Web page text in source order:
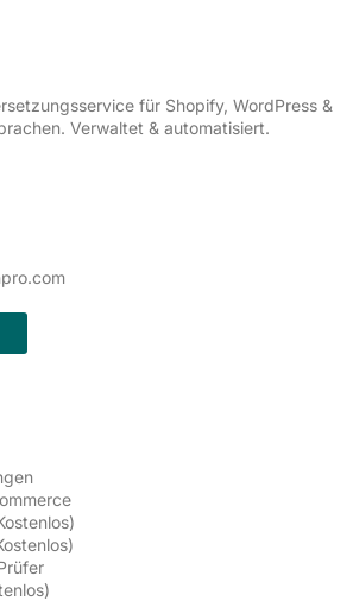
für Shopify, WordPress &
Verwaltet & automatisiert.